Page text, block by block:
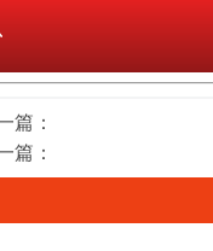
篇：
篇：